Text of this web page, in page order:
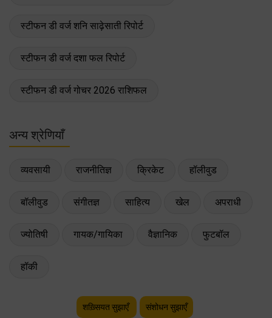
स्टीफन डी वर्ज शनि साढ़ेसाती रिपोर्ट
स्टीफन डी वर्ज दशा फल रिपोर्ट
स्टीफन डी वर्ज गोचर 2026 राशिफल
अन्य श्रेणियाँ
व्यवसायी राजनीतिज्ञ क्रिकेट हॉलीवुड
बॉलीवुड संगीतज्ञ साहित्य खेल अपराधी
ज्योतिषी गायक/गायिका वैज्ञानिक फुटबॉल
हॉकी
शख़्सियत सुझाएँ संशोधन सुझाएँ